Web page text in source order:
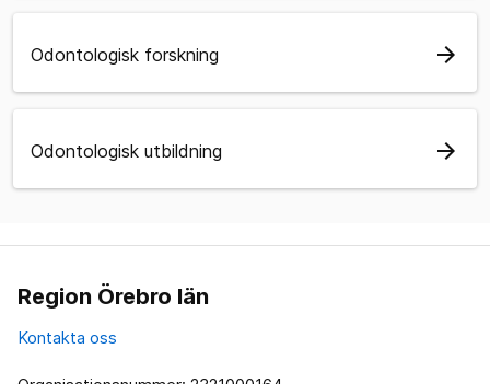
Odontologisk forskning arrow_forward
Odontologisk utbildning arrow_forward
Region Örebro län
Kontakta oss